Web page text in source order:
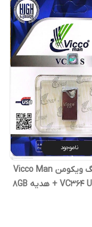
ناموجود
فلش 8 گیگ ویکومن Vicco Man